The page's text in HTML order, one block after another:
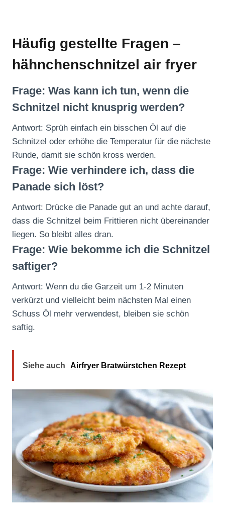
Häufig gestellte Fragen –
hähnchenschnitzel air fryer
Frage: Was kann ich tun, wenn die
Schnitzel nicht knusprig werden?
Antwort: Sprüh einfach ein bisschen Öl auf die
Schnitzel oder erhöhe die Temperatur für die nächste
Runde, damit sie schön kross werden.
Frage: Wie verhindere ich, dass die
Panade sich löst?
Antwort: Drücke die Panade gut an und achte darauf,
dass die Schnitzel beim Frittieren nicht übereinander
liegen. So bleibt alles dran.
Frage: Wie bekomme ich die Schnitzel
saftiger?
Antwort: Wenn du die Garzeit um 1-2 Minuten
verkürzt und vielleicht beim nächsten Mal einen
Schuss Öl mehr verwendest, bleiben sie schön
saftig.
Siehe auch Airfryer Bratwürstchen Rezept